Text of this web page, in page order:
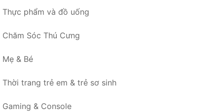
Thực phẩm và đồ uống
Chăm Sóc Thú Cưng
Mẹ & Bé
Thời trang trẻ em & trẻ sơ sinh
Gaming & Console